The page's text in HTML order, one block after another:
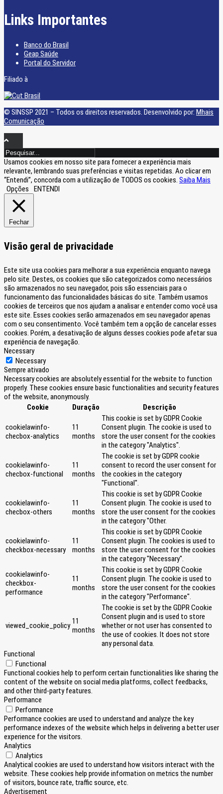
Links Importantes
Banco do Brasil
Geap Saúde
Portal do Servidor
Filiado à
© SINSSP 2021 – Todos os direitos reservados. Desenvolvido por: Mhais
Comunicação
Usamos cookies em nosso site para fornecer a experiência mais
relevante, lembrando suas preferências e visitas repetidas. Ao clicar em
“Entendi”, concorda com a utilização de TODOS os cookies. Saiba Mais
Opções
ENTENDI
Fechar
Visão geral de privacidade
Este site usa cookies para melhorar a sua experiência enquanto navega
pelo site. Destes, os cookies que são categorizados como necessários
são armazenados no seu navegador, pois são essenciais para o
funcionamento das funcionalidades básicas do site. Também usamos
cookies de terceiros que nos ajudam a analisar e entender como você usa
este site. Esses cookies serão armazenados em seu navegador apenas
com o seu consentimento. Você também tem a opção de cancelar esses
cookies. Porém, a desativação de alguns desses cookies pode afetar sua
experiência de navegação.
Necessary
Necessary
Sempre ativado
Necessary cookies are absolutely essential for the website to function
properly. These cookies ensure basic functionalities and security features
of the website, anonymously.
Cookie
Duração Descrição
cookielawinfo-
checbox-analytics
11
months
This cookie is set by GDPR Cookie
Consent plugin. The cookie is used to
store the user consent for the cookies
in the category "Analytics".
cookielawinfo-
checbox-functional
11
months
The cookie is set by GDPR cookie
consent to record the user consent for
the cookies in the category
"Functional".
cookielawinfo-
checbox-others
11
months
This cookie is set by GDPR Cookie
Consent plugin. The cookie is used to
store the user consent for the cookies
in the category "Other.
cookielawinfo-
checkbox-necessary
11
months
This cookie is set by GDPR Cookie
Consent plugin. The cookies is used to
store the user consent for the cookies
in the category "Necessary".
cookielawinfo-
checkbox-
performance
11
months
This cookie is set by GDPR Cookie
Consent plugin. The cookie is used to
store the user consent for the cookies
in the category "Performance".
viewed_cookie_policy 11
months
The cookie is set by the GDPR Cookie
Consent plugin and is used to store
whether or not user has consented to
the use of cookies. It does not store
any personal data.
Functional
Functional
Functional cookies help to perform certain functionalities like sharing the
content of the website on social media platforms, collect feedbacks,
and other third-party features.
Performance
Performance
Performance cookies are used to understand and analyze the key
performance indexes of the website which helps in delivering a better user
experience for the visitors.
Analytics
Analytics
Analytical cookies are used to understand how visitors interact with the
website. These cookies help provide information on metrics the number
of visitors, bounce rate, traffic source, etc.
Advertisement